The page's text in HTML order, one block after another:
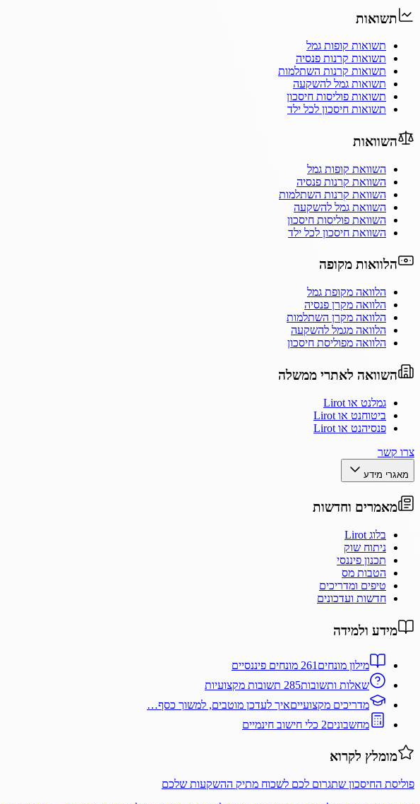
תשואות
תשואות קופות גמל
תשואות קרנות פנסיה
תשואות קרנות השתלמות
תשואות גמל להשקעה
תשואות פוליסות חיסכון
תשואות חיסכון לכל ילד
השוואות
השוואת קופות גמל
השוואת קרנות פנסיה
השוואת קרנות השתלמות
השוואת גמל להשקעה
השוואת פוליסות חיסכון
השוואת חיסכון לכל ילד
הלוואות מקופה
הלוואה מקופת גמל
הלוואה מקרן פנסיה
הלוואה מקרן השתלמות
הלוואה מגמל להשקעה
הלוואה מפוליסת חיסכון
השוואה לאתרי ממשלה
גמלנט או Lirot
ביטוחנט או Lirot
פנסיהנט או Lirot
צרו קשר
מאגרי מידע
מאמרים וחדשות
בלוג Lirot
ניתוח שוק
תכנון פיננסי
הטבות מס
טיפים ומדריכים
חדשות ועדכונים
מידע ולמידה
מילון מונחים 261 מונחים פיננסיים
שאלות ותשובות285 תשובות מקצועיות
מדריכים מקצועייםאיך לעדכן מוטבים, למשוך כסף…
מחשבונים2 כלי חישוב חינמיים
מומלץ לקרוא
פוליסת החיסכון שתגרום לכם לשכוח מתיק ההשקעות שלכם